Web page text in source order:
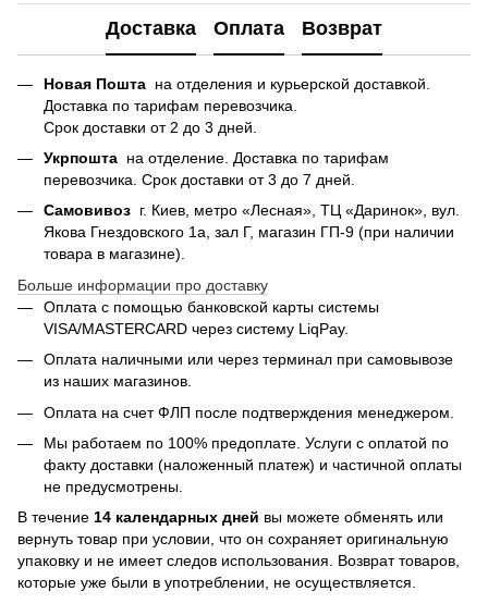
Доставка Оплата Возврат
Новая Пошта на отделения и курьерской доставкой.
Доставка по тарифам перевозчика.
Срок доставки от 2 до 3 дней.
Укрпошта на отделение. Доставка по тарифам
перевозчика. Срок доставки от 3 до 7 дней.
Самовивоз г. Киев, метро «Лесная», ТЦ «Даринок», вул.
Якова Гнездовского 1а, зал Г, магазин ГП-9 (при наличии
товара в магазине).
Больше информации про доставку
Оплата с помощью банковской карты системы
VISA/MASTERCARD через систему LiqPay.
Оплата наличными или через терминал при самовывозе
из наших магазинов.
Оплата на счет ФЛП после подтверждения менеджером.
Мы работаем по 100% предоплате. Услуги с оплатой по
факту доставки (наложенный платеж) и частичной оплаты
не предусмотрены.
В течение 14 календарных дней вы можете обменять или
вернуть товар при условии, что он сохраняет оригинальную
упаковку и не имеет следов использования. Возврат товаров,
которые уже были в употреблении, не осуществляется.